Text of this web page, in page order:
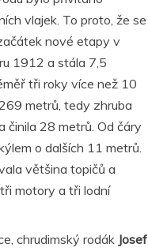
vlajek. To proto, že se
nové etapy v
1912 a stála 7,5
tři roky více než 10
metrů, tedy zhruba
činila 28 metrů. Od čáry
o dalších 11 metrů.
většina topičů a
motory a tři lodní
chrudimský rodák Josef